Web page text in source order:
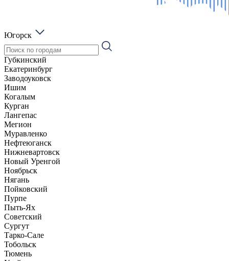
Югорск
Губкинский
Екатеринбург
Заводоуковск
Ишим
Когалым
Курган
Лангепас
Мегион
Муравленко
Нефтеюганск
Нижневартовск
Новый Уренгой
Ноябрьск
Нягань
Пойковский
Пурпе
Пыть-Ях
Советский
Сургут
Тарко-Сале
Тобольск
Тюмень